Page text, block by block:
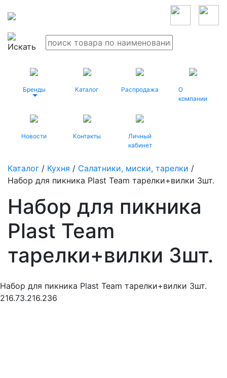
Бренды Каталог Распродажа
О
компании
Новости Контакты
Личный
кабинет
Каталог / Кухня / Салатники, миски, тарелки /
Набор для пикника Plast Team тарелки+вилки 3шт.
Набор для пикника
Plast Team
тарелки+вилки 3шт.
Набор для пикника Plast Team тарелки+вилки 3шт.
216.73.216.236